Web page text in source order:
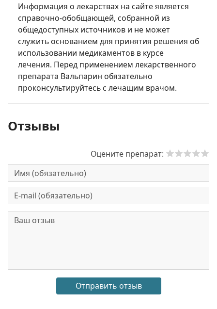
Информация о лекарствах на сайте является
справочно-обобщающей, собранной из
общедоступных источников и не может
служить основанием для принятия решения об
использовании медикаментов в курсе
лечения. Перед применением лекарственного
препарата Вальпарин обязательно
проконсультируйтесь с лечащим врачом.
Отзывы
Оцените препарат: